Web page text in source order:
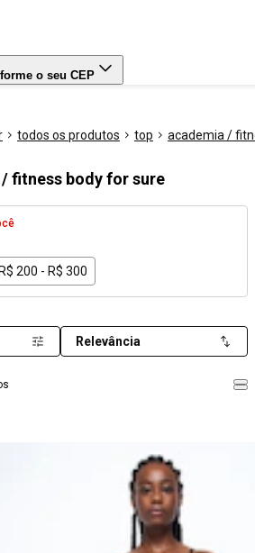
o seu CEP
todos os produtos top academia /
fitness body for sure
200 - R$ 300
Relevância